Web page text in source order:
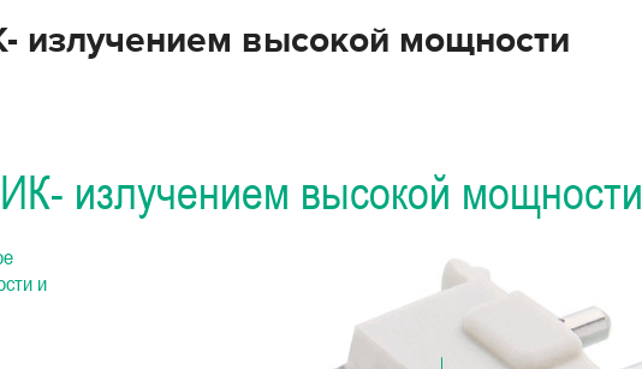
излучением высокой мощности
излучением высокой мощности
и